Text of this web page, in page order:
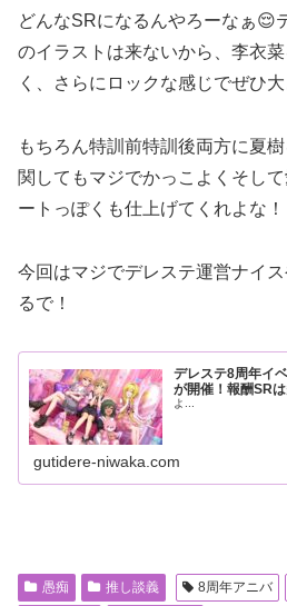
どんなSRになるんやろーなぁ😌
のイラストは来ないから、李衣
く、さらにロックな感じでぜひ
もちろん特訓前特訓後両方に夏
関してもマジでかっこよくそし
ートっぽくも仕上げてくれよな！
今回はマジでデレステ運営ナイ
るで！
デレステ8周年イ
が開催！報酬SR
よ...
gutidere-niwaka.com
愚痴 推し談義 8周年アニバ